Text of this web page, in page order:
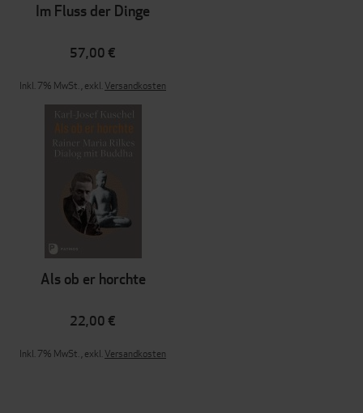
Im Fluss der Dinge
57,00 €
Inkl. 7% MwSt.,exkl.Versandkosten
Als ob er horchte
22,00 €
Inkl. 7% MwSt.,exkl.Versandkosten